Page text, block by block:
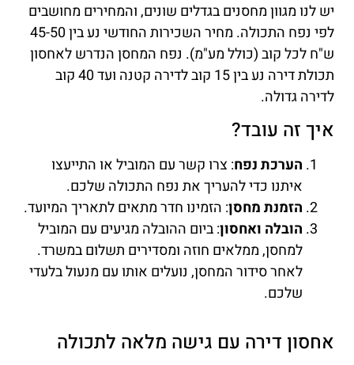
יש לנו מגוון מחסנים בגדלים שונים, והמחירים מחושבים
לפי נפח התכולה. מחיר השכירות החודשי נע בין 45-50
ש"ח לכל קוב (כולל מע"מ). נפח המחסן הנדרש לאחסון
תכולת דירה נע בין 15 קוב לדירה קטנה ועד 40 קוב
לדירה גדולה.
איך זה עובד?
הערכת נפח: צרו קשר עם המוביל או התייעצו
איתנו כדי להעריך את נפח התכולה שלכם.
הזמנת מחסן: הזמינו חדר מתאים לתאריך המיועד.
הובלה ואחסון: ביום ההובלה מגיעים עם המוביל
למחסן, ממלאים חוזה ומסדירים תשלום במשרד.
לאחר סידור המחסן, נועלים אותו עם מנעול בלעדי
שלכם.
אחסון דירה עם גישה מלאה לתכולה